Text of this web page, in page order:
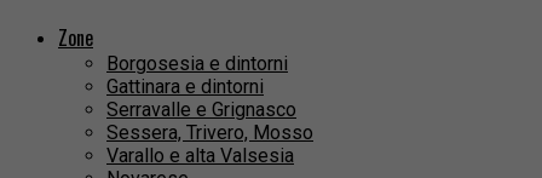
Zone
Borgosesia e dintorni
Gattinara e dintorni
Serravalle e Grignasco
Sessera, Trivero, Mosso
Varallo e alta Valsesia